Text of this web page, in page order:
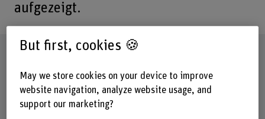
aufgezeigt.
Factsheet
Schools involved
School of Agricultural, Forest and Food Sciences
But first, cookies 🍪
May we store cookies on your device to improve
website navigation, analyze website usage, and
support our marketing?